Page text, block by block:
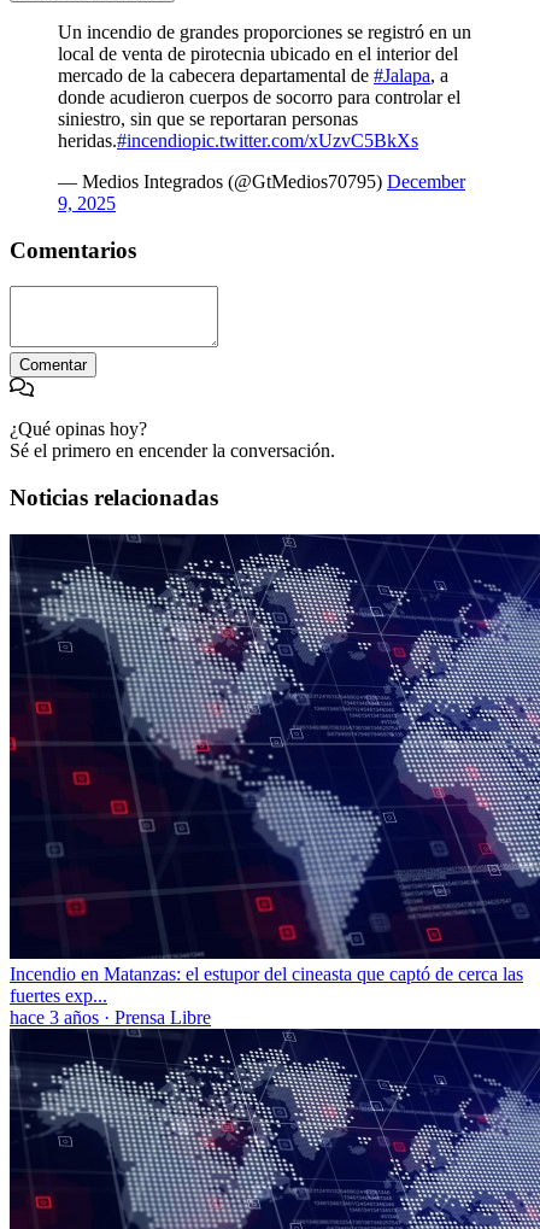
Un incendio de grandes proporciones se registró en un
local de venta de pirotecnia ubicado en el interior del
mercado de la cabecera departamental de #Jalapa, a
donde acudieron cuerpos de socorro para controlar el
siniestro, sin que se reportaran personas
heridas.#incendiopic.twitter.com/xUzvC5BkXs
— Medios Integrados (@GtMedios70795) December
9, 2025
Comentarios
Comentar
¿Qué opinas hoy?
Sé el primero en encender la conversación.
Noticias relacionadas
Incendio en Matanzas: el estupor del cineasta que captó de cerca las
fuertes exp...
hace 3 años · Prensa Libre